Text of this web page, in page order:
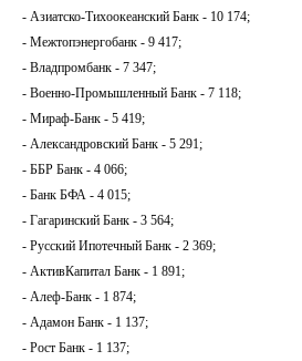
- Азиатско-Тихоокеанский Банк - 10 174;
- Межтопэнергобанк - 9 417;
- Владпромбанк - 7 347;
- Военно-Промышленный Банк - 7 118;
- Мираф-Банк - 5 419;
- Александровский Банк - 5 291;
- ББР Банк - 4 066;
- Банк БФА - 4 015;
- Гагаринский Банк - 3 564;
- Русский Ипотечный Банк - 2 369;
- АктивКапитал Банк - 1 891;
- Алеф-Банк - 1 874;
- Адамон Банк - 1 137;
- Рост Банк - 1 137;